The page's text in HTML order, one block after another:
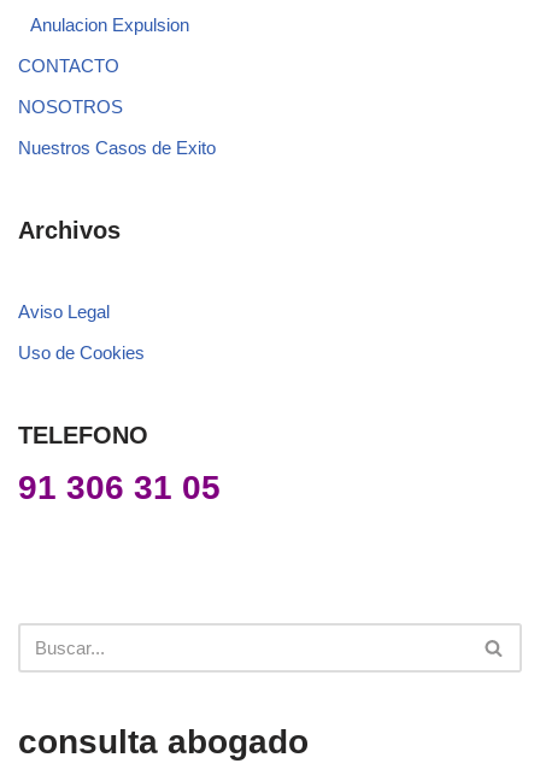
Anulacion Expulsion
CONTACTO
NOSOTROS
Nuestros Casos de Exito
Archivos
Aviso Legal
Uso de Cookies
TELEFONO
91 306 31 05
consulta abogado